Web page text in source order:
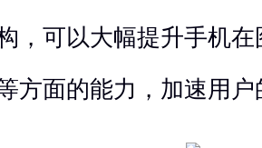
，可以大幅提升手机
方面的能力，加速用